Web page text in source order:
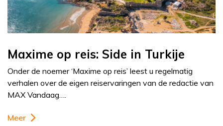
Maxime op reis: Side in Turkije
Onder de noemer ‘Maxime op reis’ leest u regelmatig
verhalen over de eigen reiservaringen van de redactie van
MAX Vandaag….
Meer